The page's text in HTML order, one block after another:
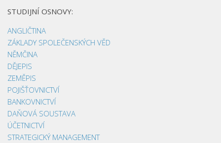
STUDIJNÍ OSNOVY:
ANGLIČTINA
ZÁKLADY SPOLEČENSKÝCH VĚD
NĚMČINA
DĚJEPIS
ZEMĚPIS
POJIŠŤOVNICTVÍ
BANKOVNICTVÍ
DAŇOVÁ SOUSTAVA
ÚČETNICTVÍ
STRATEGICKÝ MANAGEMENT